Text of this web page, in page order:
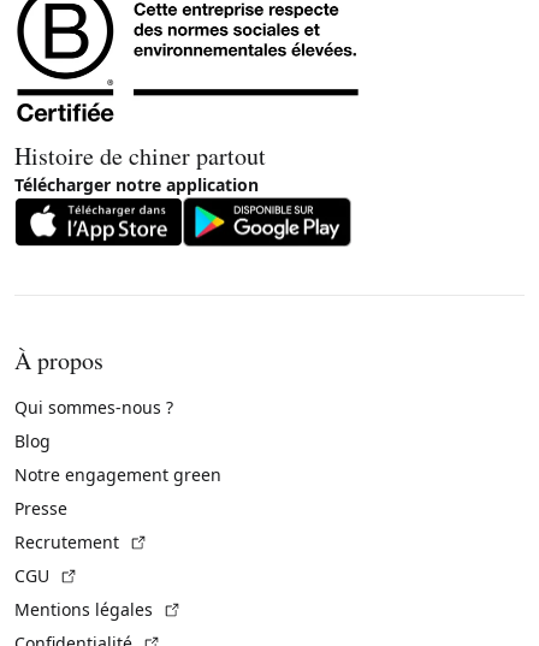
Histoire de chiner partout
Télécharger notre application
À propos
Qui sommes-nous ?
Blog
Notre engagement green
Presse
Recrutement
CGU
Mentions légales